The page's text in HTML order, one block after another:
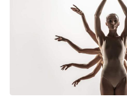
приложения с аффирмациями,
медитаций и техниками